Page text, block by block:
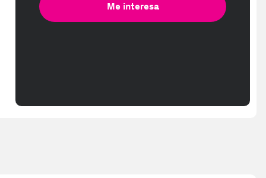
Me interesa